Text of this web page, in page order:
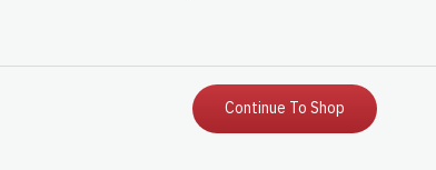
Continue To Shop